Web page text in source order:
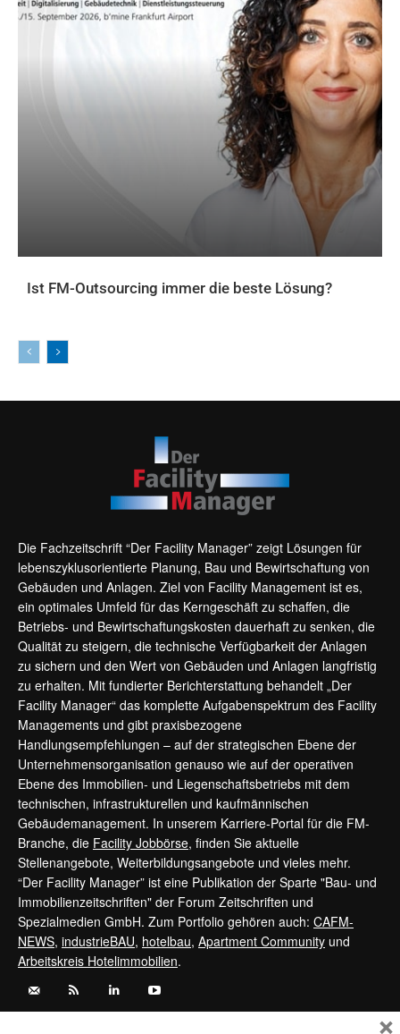
Ist FM-Outsourcing immer die beste Lösung?
Die Fachzeitschrift “Der Facility Manager” zeigt Lösungen für
lebenszyklusorientierte Planung, Bau und Bewirtschaftung von
Gebäuden und Anlagen. Ziel von Facility Management ist es,
ein optimales Umfeld für das Kerngeschäft zu schaffen, die
Betriebs- und Bewirtschaftungskosten dauerhaft zu senken, die
Qualität zu steigern, die technische Verfügbarkeit der Anlagen
zu sichern und den Wert von Gebäuden und Anlagen langfristig
zu erhalten. Mit fundierter Berichterstattung behandelt „Der
Facility Manager“ das komplette Aufgabenspektrum des Facility
Managements und gibt praxisbezogene
Handlungsempfehlungen – auf der strategischen Ebene der
Unternehmensorganisation genauso wie auf der operativen
Ebene des Immobilien- und Liegenschaftsbetriebs mit dem
technischen, infrastrukturellen und kaufmännischen
Gebäudemanagement. In unserem Karriere-Portal für die FM-
Branche, die Facility Jobbörse, finden Sie aktuelle
Stellenangebote, Weiterbildungsangebote und vieles mehr.
“Der Facility Manager” ist eine Publikation der Sparte "Bau- und
Immobilienzeitschriften" der Forum Zeitschriften und
Spezialmedien GmbH. Zum Portfolio gehören auch: CAFM-
NEWS, industrieBAU, hotelbau, Apartment Community und
Arbeitskreis Hotelimmobilien.
×